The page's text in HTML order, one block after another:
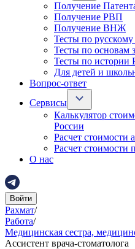
Получение
Получение РВП
Получение ВНЖ
Тесты по
Тесты по основам
Тесты по истории
Для детей и
Вопрос-ответ
Сервисы
Калькулятор
России
Расчет стоимости
Расчет стоимости
О нас
Войти
Рахмат/
Работа/
Медицинская сестра,
Ассистент врача-стоматолога